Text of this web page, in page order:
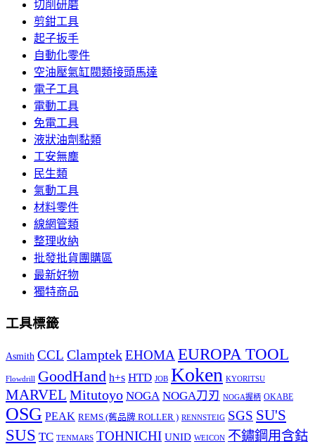
切削研磨
剪鉗工具
起子扳手
自動化零件
空油壓氣缸閥類接頭馬達
電子工具
電動工具
免電工具
液狀油劑黏類
工安無塵
民生類
氣動工具
材料零件
線網管類
整理收納
批發批貨團購區
最新好物
獨特商品
工具標籤
Asmith CCL ClamptekEHOMA EUROPA TOOL
Flowdrill GoodHand h+s HTD JOB Koken KYORITSU
MARVEL Mitutoyo NOGA NOGA刀刃 NOGA握柄 OKABE
OSG PEAK REMS (舊品牌 ROLLER ) RENNSTEIG SGS SU'S
SUS TC TENMARS TOHNICHI UNID WEICON 不鏽鋼用含鈷